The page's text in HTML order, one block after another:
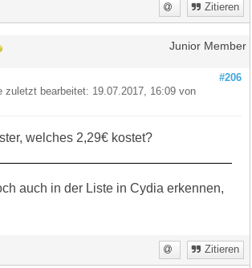
Zitieren
Junior Member
#206
zuletzt bearbeitet: 19.07.2017, 16:09 von
welches 2,29€ kostet?
auch in der Liste in Cydia erkennen,
Zitieren